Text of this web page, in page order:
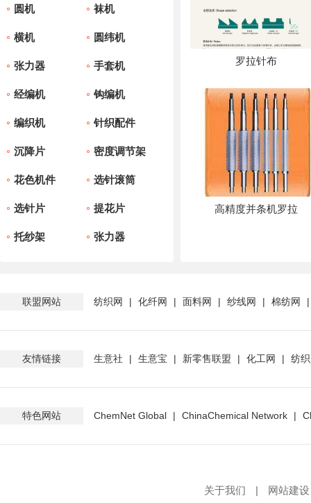
圆机 袜机
横机 圆纬机
张力器 手套机
经编机 钩编机
编织机 针织配件
沉降片 密度调节架
花色机件 选针滚筒
选针片 提花片
托纱架 张力器
罗拉针布
高精度并条机罗拉
联盟网站 纺织网 | 化纤网 | 面料网 | 纱线网 | 棉纺网
友情链接 生意社 | 生意宝 | 新零售联盟 | 化工网 | 纺
特色网站 ChemNet Global | ChinaChemical Network |
关于我们 | 网站建设